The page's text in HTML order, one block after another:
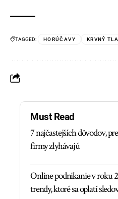
TAGGED: HORÚČAVY KRVNÝ
Must Read
7 najčastejších dôvodov,
firmy zlyhávajú
Online podnikanie v roku
trendy, ktoré sa oplatí